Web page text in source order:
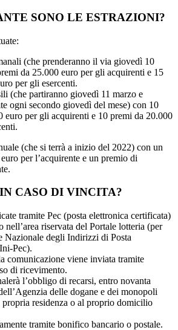
SONO LE ESTRAZIONI?
(che prenderanno il via giovedì 10
da 25.000 euro per gli acquirenti e 15
per gli esercenti.
(che partiranno giovedì 11 marzo e
ogni secondo giovedì del mese) con 10
euro per gli acquirenti e 10 premi da 20.000
(che si terrà a inizio del 2022) con un
per l’acquirente e un premio di
CASO DI VINCITA?
tramite Pec (posta elettronica certificata)
nell’area riservata del Portale lotteria (per
Nazionale degli Indirizzi di Posta
Pec).
comunicazione viene inviata tramite
di ricevimento.
l’obbligo di recarsi, entro novanta
delle dogane e dei monopoli
propria residenza o al proprio domicilio
tramite bonifico bancario o postale.